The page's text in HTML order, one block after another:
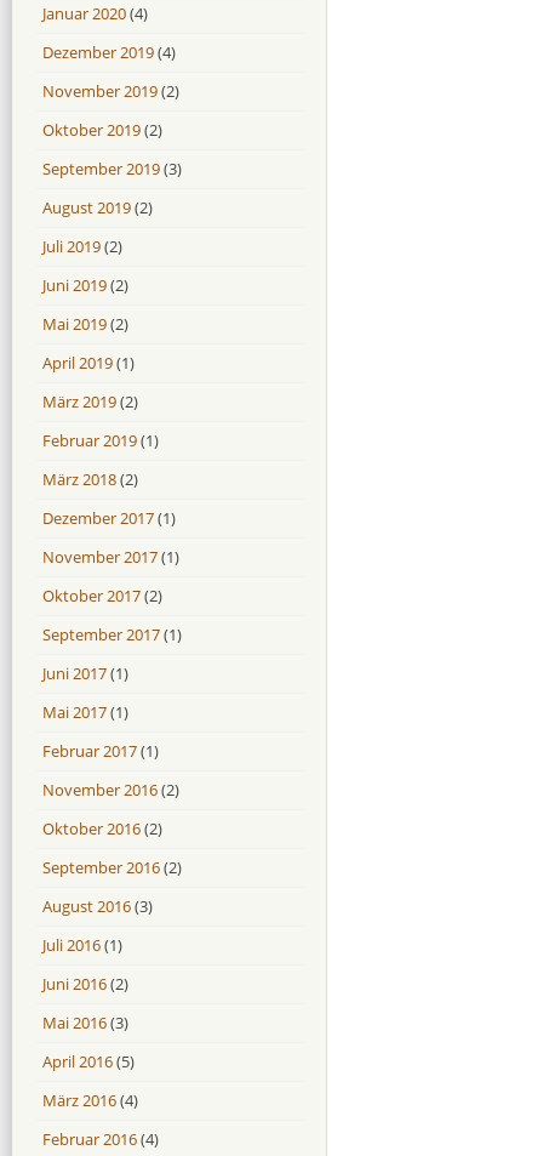
Januar 2020(4)
Dezember 2019(4)
November 2019(2)
Oktober 2019(2)
September 2019(3)
August 2019(2)
Juli 2019(2)
Juni 2019(2)
Mai 2019(2)
April 2019(1)
März 2019(2)
Februar 2019(1)
März 2018(2)
Dezember 2017(1)
November 2017(1)
Oktober 2017(2)
September 2017(1)
Juni 2017(1)
Mai 2017(1)
Februar 2017(1)
November 2016(2)
Oktober 2016(2)
September 2016(2)
August 2016(3)
Juli 2016(1)
Juni 2016(2)
Mai 2016(3)
April 2016(5)
März 2016(4)
Februar 2016(4)